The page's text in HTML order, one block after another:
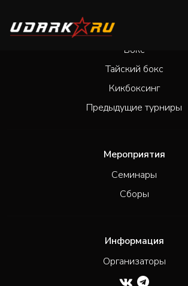
Турниры
Бокс
Тайский бокс
Кикбоксинг
Предыдущие турниры
Мероприятия
Семинары
Сборы
Информация
Организаторы